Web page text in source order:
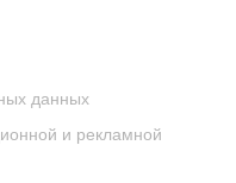
данных
и рекламной